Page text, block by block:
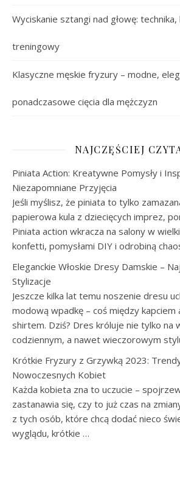
Wyciskanie sztangi nad głowę:
treningowy
Klasyczne męskie fryzury – modne,
ponadczasowe cięcia dla mężczyzn
NAJCZĘŚCIEJ
Piniata Action: Kreatywne Pomysły i
Niezapomniane Przyjęcia
Jeśli myślisz, że piniata to tylko
papierowa kula z dziecięcych imprez,
Piniata action wkracza na salony w
konfetti, pomysłami DIY i odrobiną
Eleganckie Włoskie Dresy Damskie –
Stylizacje
Jeszcze kilka lat temu noszenie dresu
modową wpadkę – coś między kapciem
shirtem. Dziś? Dres króluje nie tylko na
codziennym, a nawet wieczorowym
Krótkie Fryzury z Grzywką 2023:
Nowoczesnych Kobiet
Każda kobieta zna to uczucie –
zastanawia się, czy to już czas na
z tych osób, które chcą dodać nieco
wyglądu, krótkie …